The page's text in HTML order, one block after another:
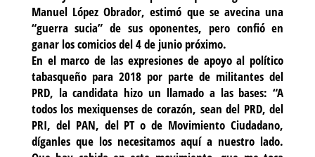
Manuel López Obrador, estimó que se avecina una
“guerra sucia” de sus oponentes, pero confió en
ganar los comicios del 4 de junio próximo.
En el marco de las expresiones de apoyo al político
tabasqueño para 2018 por parte de militantes del
PRD, la candidata hizo un llamado a las bases: “A
todos los mexiquenses de corazón, sean del PRD, del
PRI, del PAN, del PT o de Movimiento Ciudadano,
díganles que los necesitamos aquí a nuestro lado.